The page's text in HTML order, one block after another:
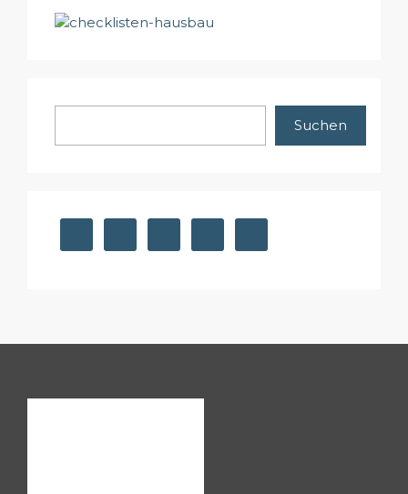
Suchen